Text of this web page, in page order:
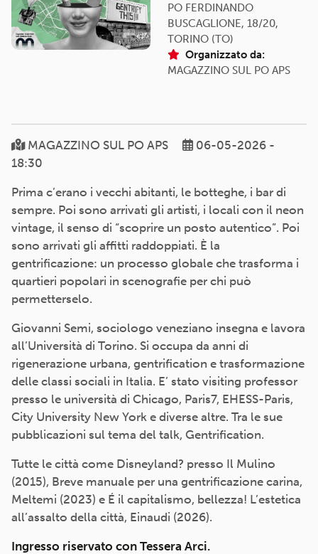
PO FERDINANDO
BUSCAGLIONE, 18/20,
TORINO (TO)
Organizzato da:
MAGAZZINO SUL PO APS
MAGAZZINO SUL PO APS
06-05-2026 -
18:30
Prima c’erano i vecchi abitanti, le botteghe, i bar di
sempre. Poi sono arrivati gli artisti, i locali con il neon
vintage, il senso di “scoprire un posto autentico”. Poi
sono arrivati gli affitti raddoppiati. È la
gentrificazione: un processo globale che trasforma i
quartieri popolari in scenografie per chi può
permetterselo.
Giovanni Semi, sociologo veneziano insegna e lavora
all’Università di Torino. Si occupa da anni di
rigenerazione urbana, gentrification e trasformazione
delle classi sociali in Italia. E’ stato visiting professor
presso le università di Chicago, Paris7, EHESS-Paris,
City University New York e diverse altre. Tra le sue
pubblicazioni sul tema del talk, Gentrification.
Tutte le città come Disneyland? presso Il Mulino
(2015), Breve manuale per una gentrificazione carina,
Meltemi (2023) e É il capitalismo, bellezza! L’estetica
all’assalto della città, Einaudi (2026).
Ingresso riservato con Tessera Arci.